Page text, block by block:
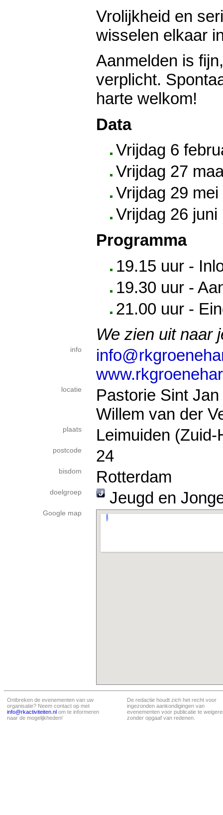
Vrolijkheid en
wisselen elkaar
Aanmelden is
verplicht.
harte welkom!
Data
Vrijdag 6
Vrijdag 27
Vrijdag 29 mei
Vrijdag 26 juni
Programma
19.15 uur -
19.30 uur -
21.00 uur -
We zien uit naar
info
locatie
Pastorie Sint
Willem van der
plaats Leimuiden (Zuid-
postcode 24
bisdom Rotterdam
doelgroep Jeugd en
Google map
Ontbreken de evenementen van uw
organisatie? Neem contact op met
info@rkactiviteiten.nl om te informeren
naar de mogelijkheden!
De redactie houdt zich het recht voor
ingezonden aankondigingen van
evenementen voor publicatie te
zonder opgaaf van redenen.